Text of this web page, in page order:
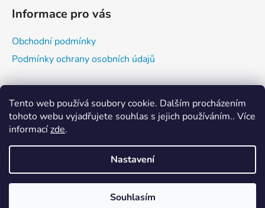
Tento web používá soubory cookie. Dalším procházením
tohoto webu vyjadřujete souhlas s jejich používáním.. Více
informacízde.
Nastavení
Souhlasím
Informace pro vás
Obchodní podmínky
Podmínky ochrany osobních údajů
Vyhledávání
Vytvořil Shoptet
E-BUDO SHOP